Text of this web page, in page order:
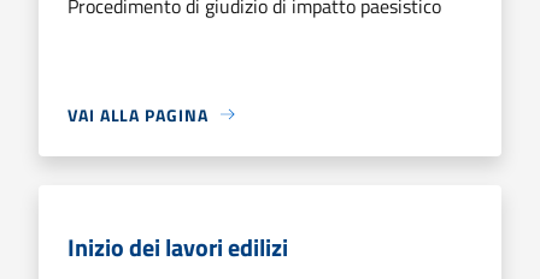
VAI ALLA PAGINA
Inizio dei lavori edilizi